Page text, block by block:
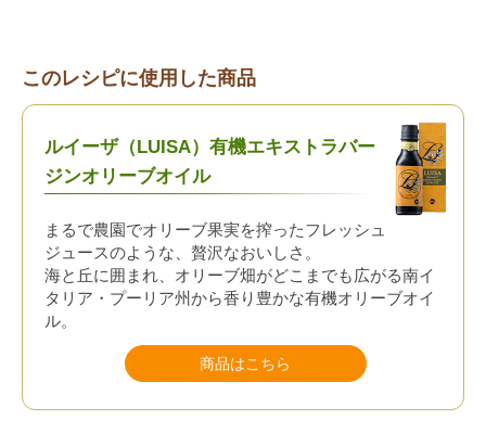
このレシピに使用した商品
ルイーザ（LUISA）有機エキストラバー
ジンオリーブオイル
まるで農園でオリーブ果実を搾ったフレッシュ
ジュースのような、贅沢なおいしさ。
海と丘に囲まれ、オリーブ畑がどこまでも広がる南イ
タリア・プーリア州から香り豊かな有機オリーブオイ
ル。
商品はこちら